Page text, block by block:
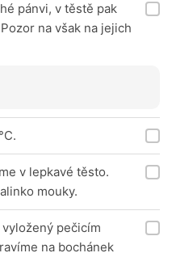
pánvi, v těstě pak
na však na jejich
v lepkavé těsto.
mouky.
pečicím
na bochánek